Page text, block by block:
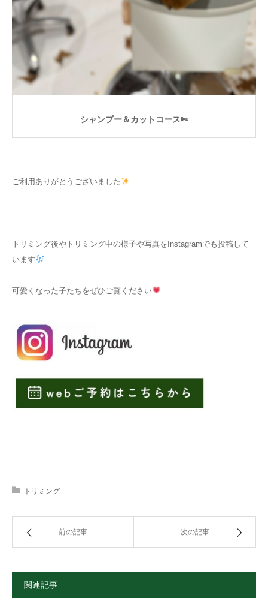
シャンプー＆カットコース✄
ご利用ありがとうございました
トリミング後やトリミング中の様子や写真をInstagramでも投稿して
います
可愛くなった子たちをぜひご覧ください
トリミング
前の記事 次の記事
関連記事